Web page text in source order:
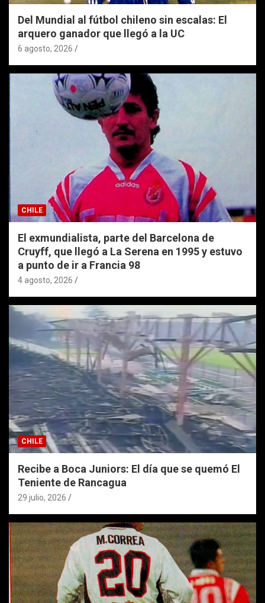
Del Mundial al fútbol chileno sin escalas: El
arquero ganador que llegó a la UC
6 agosto, 2026
CHILE
El exmundialista, parte del Barcelona de
Cruyff, que llegó a La Serena en 1995 y estuvo
a punto de ir a Francia 98
4 agosto, 2026
CHILE
Recibe a Boca Juniors: El día que se quemó El
Teniente de Rancagua
29 julio, 2026